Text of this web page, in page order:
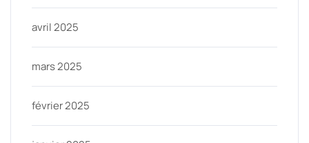
avril 2025
mars 2025
février 2025